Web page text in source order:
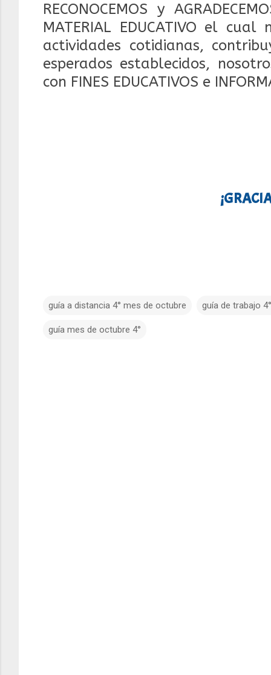
RECONOCEMOS y
MATERIAL EDUCATIVO el
actividades cotidianas,
esperados establecidos,
con FINES EDUCATIVOS e
guía a distancia 4° mes de octubre guía de trabajo
guía mes de octubre 4°